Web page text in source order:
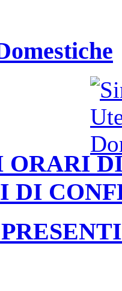
ORARI
DI